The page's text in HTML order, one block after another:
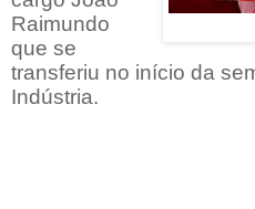
Raimundo
que se
transferiu no início da
Indústria.